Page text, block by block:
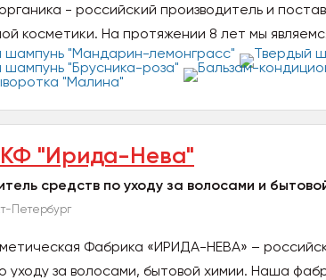
- российский производитель и
косметики. На протяжении 8 лет мы
"Ирида-Нева"
средств по уходу за волосами и
Петербург
Фабрика «ИРИДА-НЕВА» –
уходу за волосами, бытовой химии. Наша